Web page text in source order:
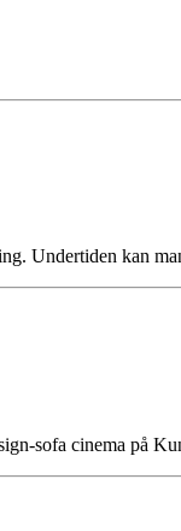
Undertiden kan
sofa cinema på